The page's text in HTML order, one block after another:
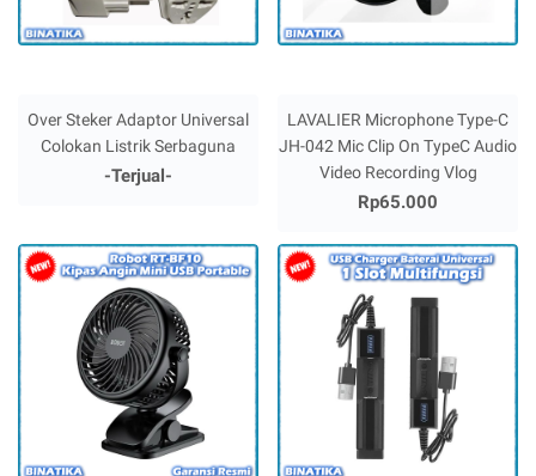
Over Steker Adaptor Universal
Colokan Listrik Serbaguna
-Terjual-
LAVALIER Microphone Type-C
JH-042 Mic Clip On TypeC Audio
Video Recording Vlog
Rp65.000